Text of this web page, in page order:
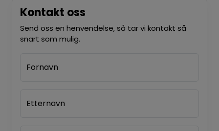
Kontakt oss
Send oss en henvendelse, så tar vi kontakt så
snart som mulig.
Fornavn
Etternavn